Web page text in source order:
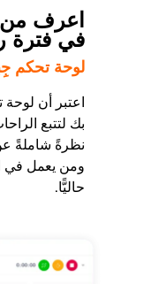
اعرف من
في فترة
لوحة تحكم
اعتبر أن
بك لتتبع
نظرةً شاملةً
ومن يعمل في
حاليًّا.